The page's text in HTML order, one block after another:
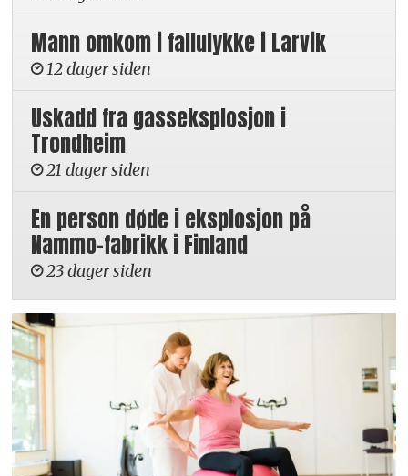
Mann omkom i fallulykke i Larvik
12 dager siden
Uskadd fra gasseksplosjon i
Trondheim
21 dager siden
En person døde i eksplosjon på
Nammo-fabrikk i Finland
23 dager siden